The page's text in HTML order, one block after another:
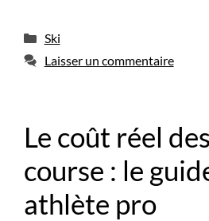
Catégories
Ski
Laisser un commentaire
Le coût réel
course : le
athlète pro